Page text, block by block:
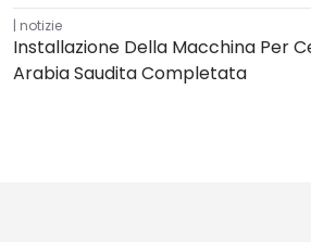
notizie
Installazione Della Macchina Per
Arabia Saudita Completata